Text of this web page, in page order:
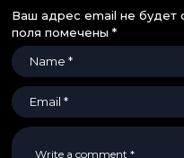
Ваш адрес email не будет
поля помечены *